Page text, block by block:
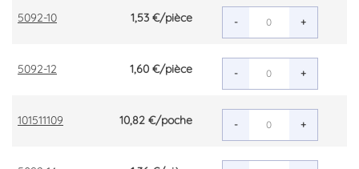
5092-10 1,53 €/pièce - +
5092-12 1,60 €/pièce - +
101511109 10,82 €/poche - +